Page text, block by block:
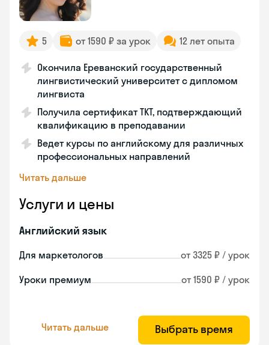
5 от 1590 ₽ за урок 12 лет опыта
Окончила Ереванский государственный
лингвистический университет с дипломом
лингвиста
Получила сертификат TKT, подтверждающий
квалификацию в преподавании
Ведет курсы по английскому для различных
профессиональных направлений
Читать дальше
Услуги и цены
Английский язык
Для маркетологов от 3325 ₽ / урок
Уроки премиум от 1590 ₽ / урок
Читать дальше Выбрать время